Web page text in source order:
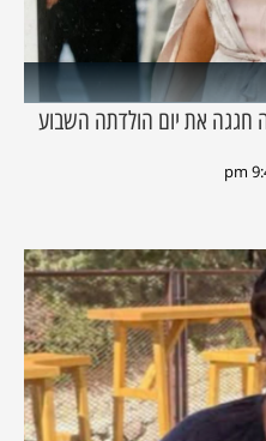
את יום הולדתה השבוע